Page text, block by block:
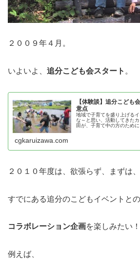
２００９年４月。
いよいよ、 追分こども会スタート 。
【体験談】追分こど
意点
地域で子育てを盛り上げる
な～と思い、活動してきた
田が、子育て中の方のため
cgkaruizawa.com
２０１０年度は、欲張らず、まずは、
すでにある追分のこどもイベントとの
コラボレーション企画を楽しみたい！
例えば、